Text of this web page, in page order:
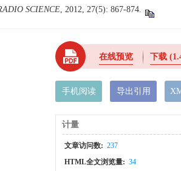
SCIENCE, 2012, 27(5): 867-874.
在线预览 下载
手机阅读 导出引用
计量
文章访问数: 237
HTML全文浏览量: 34